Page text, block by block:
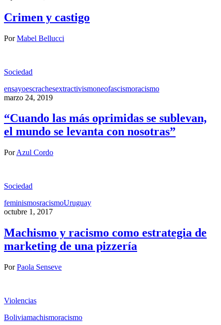
Crimen y castigo
PorMabel Bellucci
Sociedad
ensayoescrachesextractivismoneofascismoracismo
marzo 24, 2019
“Cuando las más oprimidas se sublevan,
el mundo se levanta con nosotras”
PorAzul Cordo
Sociedad
feminismosracismoUruguay
octubre 1, 2017
Machismo y racismo como estrategia de
marketing de una pizzería
PorPaola Senseve
Violencias
Boliviamachismoracismo